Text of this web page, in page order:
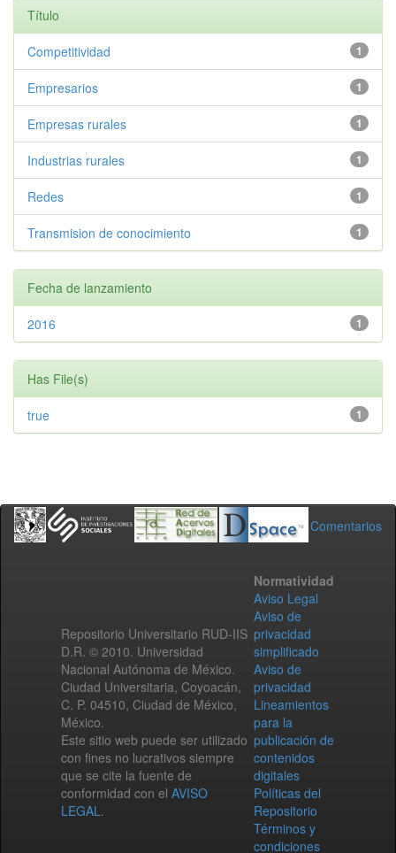
Título
1
Competitividad
1
Empresarios
1
Empresas rurales
1
Industrias rurales
1
Redes
1
Transmision de conocimiento
Fecha de lanzamiento
1
2016
Has File(s)
1
true
Comentarios
Repositorio Universitario RUD-IIS
D.R. © 2010. Universidad
Nacional Autónoma de México.
Ciudad Universitaria, Coyoacán,
C. P. 04510, Ciudad de México,
México.
Este sitio web puede ser utilizado
con fines no lucrativos siempre
que se cite la fuente de
conformidad con el AVISO
LEGAL.
Normatividad
Aviso Legal
Aviso de
privacidad
simplificado
Aviso de
privacidad
Lineamientos
para la
publicación de
contenidos
digitales
Políticas del
Repositorio
Términos y
condiciones